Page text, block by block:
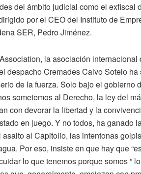
del ámbito judicial como el exfiscal
por el CEO del Instituto de
SER, Pedro Jiménez.
la asociación internacional
despacho Cremades Calvo Sotelo
de la fuerza. Solo bajo el gobierno
sometemos al Derecho, la ley del
con devorar la libertad y la
en juego. Y no todos, ha ganado
al Capitolio, las intentonas
Por eso, insiste en que hay que
lo que tenemos porque somos ”